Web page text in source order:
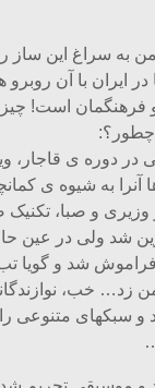
من به سراغ این ساز
ایران با آن روبرو
و فرهنگمان است!
چطور؟:
در دوره ی قاجار،
به شیوه ی
وزیری و صبا، تکنیک
شد ولی در عین
شد و گویا
زد… خب،
و سبکهای متنوعی را
میکلوش روژا
یادداشتی بر موسیقی
متن فیلم «متری
شیش و نیم»
مشهورترین باشی،